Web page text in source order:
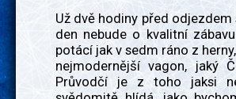
Už dvě hodiny před
den nebude o kvalitní
potácí jak v sedm ráno z
nejmodernější vagon, jaký
Průvodčí je z toho jaksi